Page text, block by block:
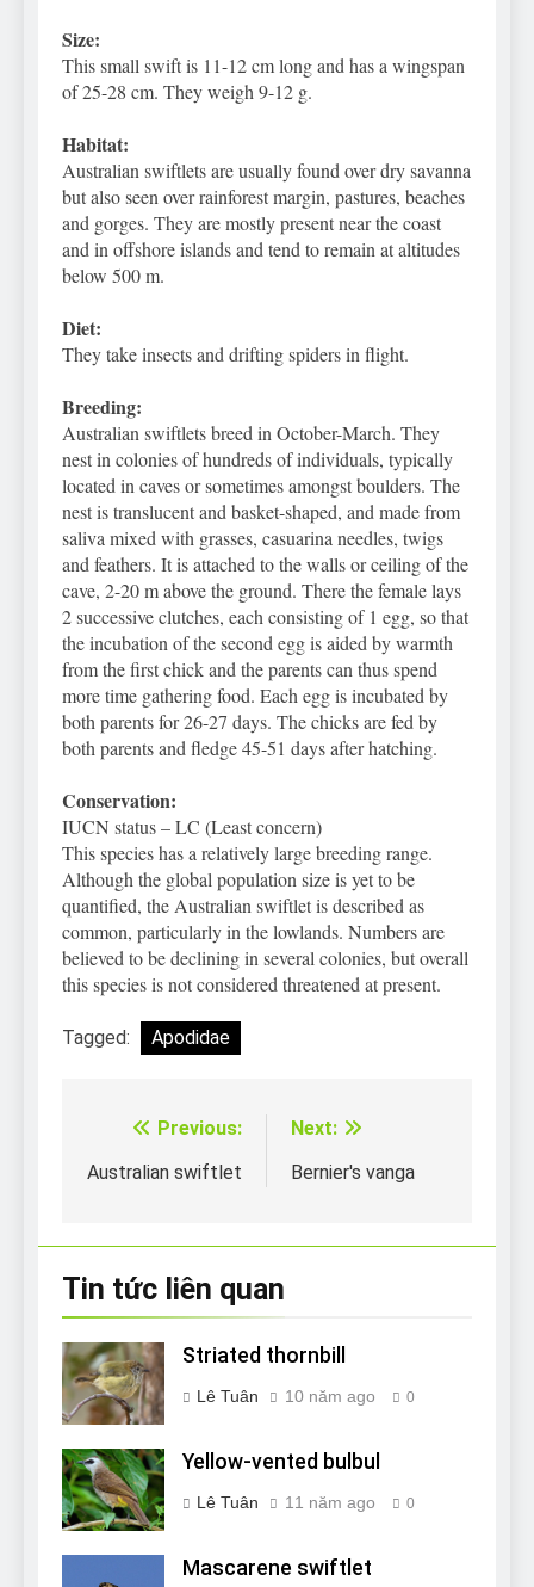
Size:
This small swift is 11-12 cm long and has a wingspan
of 25-28 cm. They weigh 9-12 g.
Habitat:
Australian swiftlets are usually found over dry savanna
but also seen over rainforest margin, pastures, beaches
and gorges. They are mostly present near the coast
and in offshore islands and tend to remain at altitudes
below 500 m.
Diet:
They take insects and drifting spiders in flight.
Breeding:
Australian swiftlets breed in October-March. They
nest in colonies of hundreds of individuals, typically
located in caves or sometimes amongst boulders. The
nest is translucent and basket-shaped, and made from
saliva mixed with grasses, casuarina needles, twigs
and feathers. It is attached to the walls or ceiling of the
cave, 2-20 m above the ground. There the female lays
2 successive clutches, each consisting of 1 egg, so that
the incubation of the second egg is aided by warmth
from the first chick and the parents can thus spend
more time gathering food. Each egg is incubated by
both parents for 26-27 days. The chicks are fed by
both parents and fledge 45-51 days after hatching.
Conservation:
IUCN status – LC (Least concern)
This species has a relatively large breeding range.
Although the global population size is yet to be
quantified, the Australian swiftlet is described as
common, particularly in the lowlands. Numbers are
believed to be declining in several colonies, but overall
this species is not considered threatened at present.
Tagged: Apodidae
Điều
hướng
Previous:
Australian swiftlet
Next:
Bernier's vanga
Tin tức liên quan
Striated thornbill
Lê Tuân 10 năm ago 0
Yellow-vented bulbul
Lê Tuân 11 năm ago 0
Mascarene swiftlet